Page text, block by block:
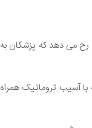
رخ می دهد که پزشکان به
با آسیب تروماتیک همراه